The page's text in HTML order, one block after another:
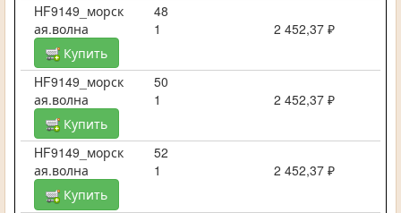
HF9149_морск
ая.волна
48
1
2 452,37 ₽
Купить
HF9149_морск
ая.волна
50
1
2 452,37 ₽
Купить
HF9149_морск
ая.волна
52
1
2 452,37 ₽
Купить